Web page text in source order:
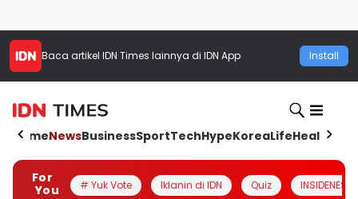
Baca artikel IDN Times lainnya di IDN App Install
HomeNewsBusinessSportTechHypeKoreaLifeHealth
For
You
# Yuk Vote Iklanin di IDN Quiz INSIDENESIA